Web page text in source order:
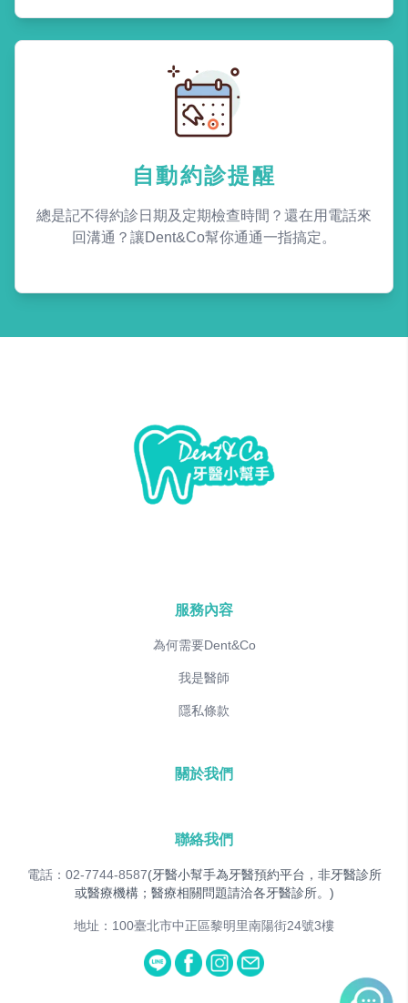
自動約診提醒
總是記不得約診日期及定期檢查時間？還在用電話來
回溝通？讓Dent&Co幫你通通一指搞定。
服務內容
為何需要Dent&Co
我是醫師
隱私條款
關於我們
聯絡我們
電話：02-7744-8587(牙醫小幫手為牙醫預約平台，非牙醫診所
或醫療機構；醫療相關問題請洽各牙醫診所。)
地址：100臺北市中正區黎明里南陽街24號3樓